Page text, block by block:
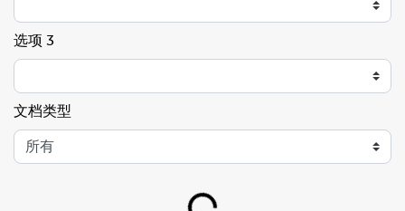
选项 3
文档类型
Loading...